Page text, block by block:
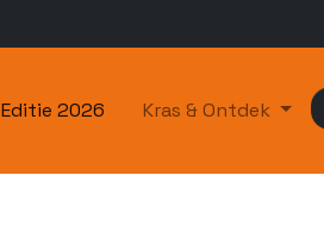
Editie 2026 Kras & Ontdek